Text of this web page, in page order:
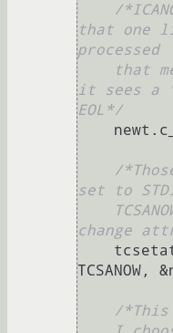
/
that one
processed
it sees a
EOL*/
/
set to
change
TCSANOW,
/